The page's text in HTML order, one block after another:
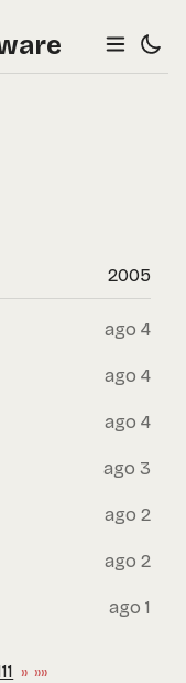
2005
ago 4
ago 4
ago 4
ago 3
ago 2
ago 2
ago 1
» »»